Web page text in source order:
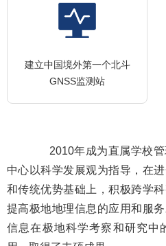
建立中国境外第一个北斗
GNSS监测站
2010年成为直属学校
中心以科学发展观为指导，在
和传统优势基础上，积极跨学
提高极地地理信息的应用和服
信息在极地科学考察和研究中